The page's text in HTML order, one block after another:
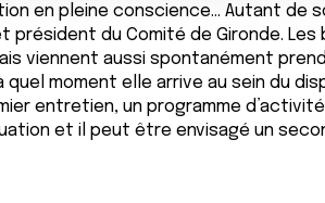
en pleine conscience… Autant de
du Comité de Gironde.
viennent aussi spontanément
moment elle arrive au sein du
entretien, un programme
et il peut être envisagé un